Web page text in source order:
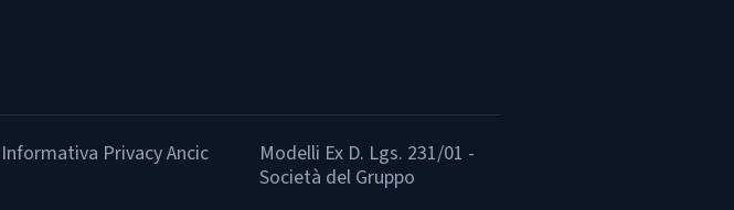
Informativa Privacy Ancic
Modelli Ex D. Lgs. 231/01 -
Società del Gruppo